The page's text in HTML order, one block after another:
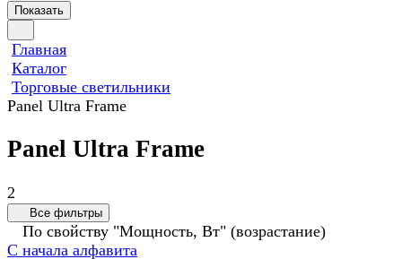
Показать
Главная
Каталог
Торговые светильники
Panel Ultra Frame
Panel Ultra Frame
2
Все фильтры
По свойству "Мощность, Вт" (возрастание)
С начала алфавита